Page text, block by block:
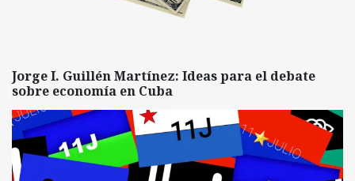
Jorge I. Guillén Martínez: Ideas para el debate
sobre economía en Cuba